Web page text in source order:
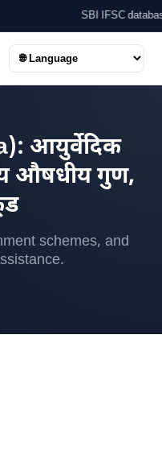
SBI IFSC
आयुर्वेदिक
औषधीय गुण,
schemes, and